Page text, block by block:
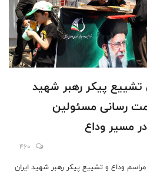
تشییع پیکر رهبر شهید
رسانی مسئولین
مسیر وداع
460
وداع و تشییع پیکر رهبر شهید ایران